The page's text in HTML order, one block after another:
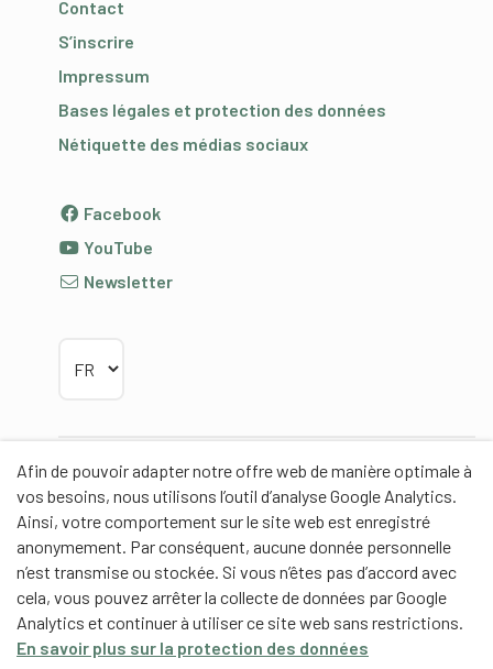
Afin de pouvoir adapter notre offre web de manière optimale à
vos besoins, nous utilisons l’outil d’analyse Google Analytics.
Ainsi, votre comportement sur le site web est enregistré
anonymement. Par conséquent, aucune donnée personnelle
n’est transmise ou stockée. Si vous n’êtes pas d’accord avec
cela, vous pouvez arrêter la collecte de données par Google
Analytics et continuer à utiliser ce site web sans restrictions.
En savoir plus sur la protection des données
Contact
S’inscrire
Impressum
Bases légales et protection des données
Nétiquette des médias sociaux
Facebook
YouTube
Newsletter
Partenaires
Partenaires de contenus
Haute école fédérale de sport de Macolin HEFSM